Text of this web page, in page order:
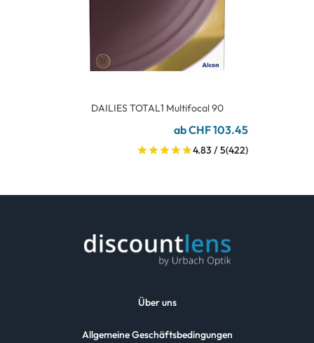
DAILIES TOTAL1 Multifocal 90
ab CHF 103.45
4.83 / 5(422)
Über uns
Allgemeine Geschäftsbedingungen